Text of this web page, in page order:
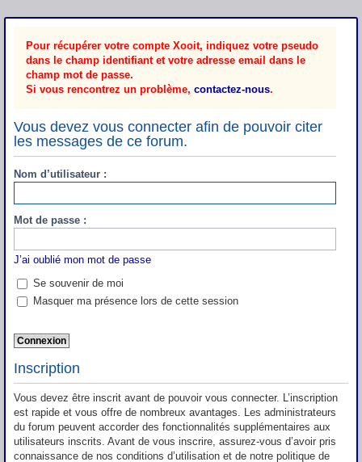
Pour récupérer votre compte Xooit, indiquez votre pseudo
dans le champ identifiant et votre adresse email dans le
champ mot de passe.
Si vous rencontrez un problème, contactez-nous.
Vous devez vous connecter afin de pouvoir citer
les messages de ce forum.
Nom d’utilisateur :
Mot de passe :
J’ai oublié mon mot de passe
Se souvenir de moi
Masquer ma présence lors de cette session
Inscription
Vous devez être inscrit avant de pouvoir vous connecter. L’inscription
est rapide et vous offre de nombreux avantages. Les administrateurs
du forum peuvent accorder des fonctionnalités supplémentaires aux
utilisateurs inscrits. Avant de vous inscrire, assurez-vous d’avoir pris
connaissance de nos conditions d’utilisation et de notre politique de